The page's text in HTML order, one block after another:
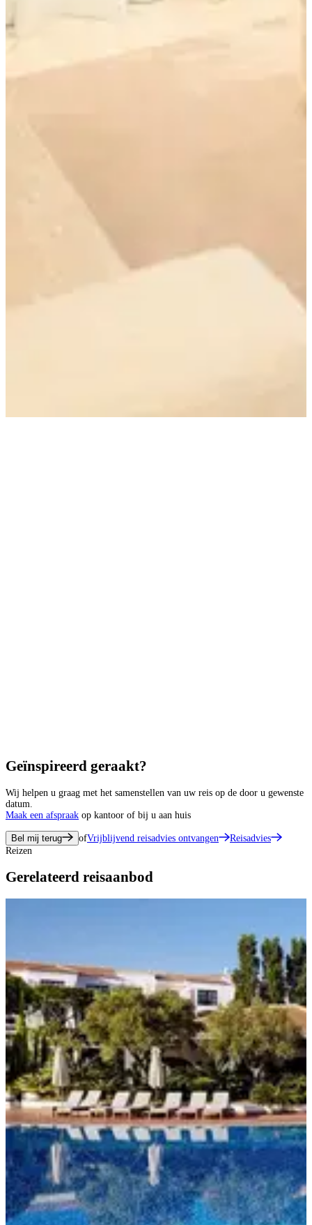
Geïnspireerd geraakt?
Wij helpen u graag met het samenstellen van uw reis op de door u gewenste
datum.
Maak een afspraak op kantoor of bij u aan huis
Bel mij terug ofVrijblijvend reisadvies ontvangen
Reisadvies
Reizen
Gerelateerd reisaanbod